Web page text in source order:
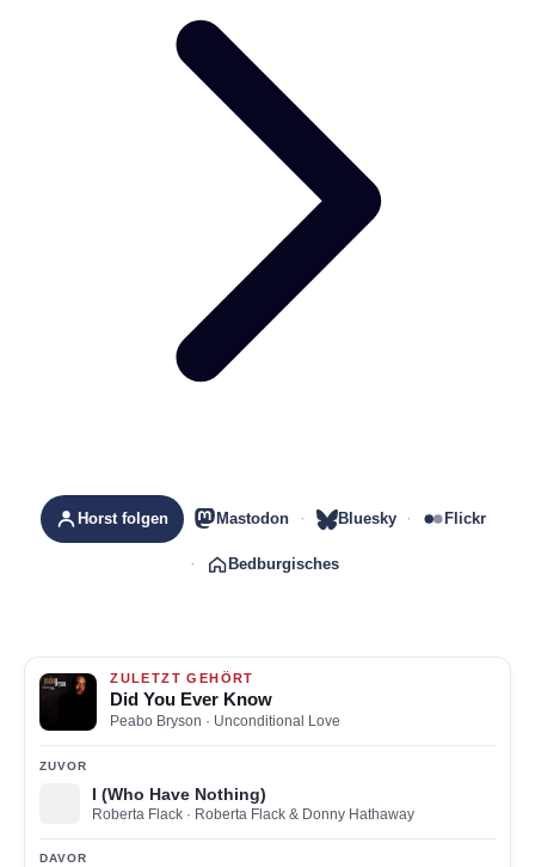
Horst folgen Mastodon Bluesky Flickr
Bedburgisches
ZULETZT GEHÖRT
Did You Ever Know
Peabo Bryson · Unconditional Love
ZUVOR
I (Who Have Nothing)
Roberta Flack · Roberta Flack & Donny Hathaway
DAVOR